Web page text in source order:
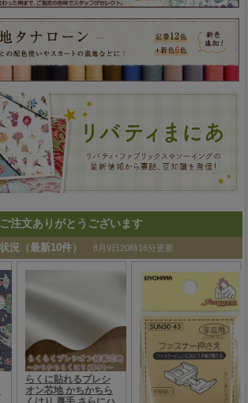
ご注文ありがとうございます